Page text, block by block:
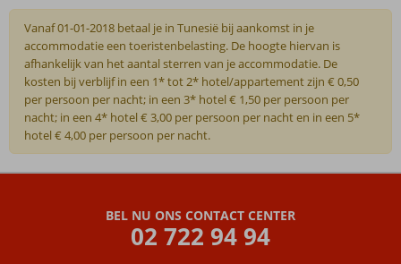
Vanaf 01-01-2018 betaal je in Tunesië bij aankomst in je
accommodatie een toeristenbelasting. De hoogte hiervan is
afhankelijk van het aantal sterren van je accommodatie. De
kosten bij verblijf in een 1* tot 2* hotel/appartement zijn € 0,50
per persoon per nacht; in een 3* hotel € 1,50 per persoon per
nacht; in een 4* hotel € 3,00 per persoon per nacht en in een 5*
hotel € 4,00 per persoon per nacht.
BEL NU ONS CONTACT CENTER
02 722 94 94